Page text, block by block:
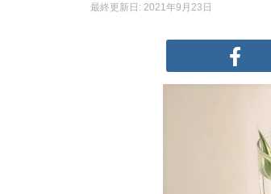
最終更新日: 2021年9月23日